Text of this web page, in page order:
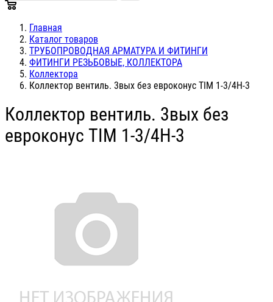
Главная
Каталог товаров
ТРУБОПРОВОДНАЯ АРМАТУРА И ФИТИНГИ
ФИТИНГИ РЕЗЬБОВЫЕ, КОЛЛЕКТОРА
Коллектора
Коллектор вентиль. 3вых без евроконус TIM 1-3/4H-3
Коллектор вентиль. 3вых без
евроконус TIM 1-3/4H-3